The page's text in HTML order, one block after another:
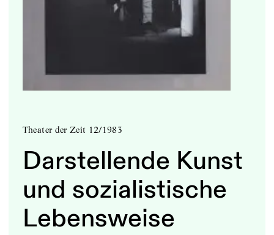
Theater der Zeit 12/1983
Darstellende Kunst
und sozialistische
Lebensweise